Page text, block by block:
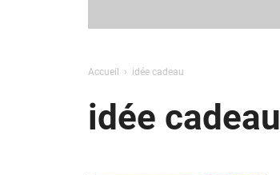
Accueil idée cadeau
idée cadeau